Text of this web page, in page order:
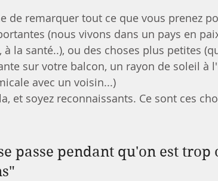
de remarquer tout ce que vous prenez
(nous vivons dans un pays en
la santé..), ou des choses plus petites
sur votre balcon, un rayon de soleil à
avec un voisin...)
et soyez reconnaissants. Ce sont ces
passe pendant qu'on est trop